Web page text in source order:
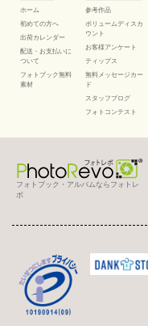
ホーム
初めての方へ
出荷カレンダー
配送・お支払いに
ついて
フォトブック無料
素材
参考作品
ボリュームディスカ
ウント
お客様アンケート
ティップス
無料メッセージカー
ド
スタッフブログ
フォトコンテスト
フォトブック・アルバムならフォトレ
ボ